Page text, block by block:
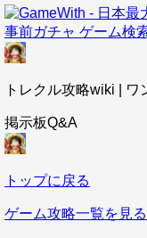
事前ガチャ ゲーム検
トレクル攻略wiki |
掲示板Q&A
トップに戻る
ゲーム攻略一覧を見る